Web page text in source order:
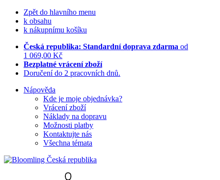
Zpět do hlavního menu
k obsahu
k nákupnímu košíku
Česká republika: Standardní doprava zdarma od
1 069,00 Kč
Bezplatné vrácení zboží
Doručení do 2 pracovních dnů.
Nápověda
Kde je moje objednávka?
Vrácení zboží
Náklady na dopravu
Možnosti platby
Kontaktujte nás
Všechna témata